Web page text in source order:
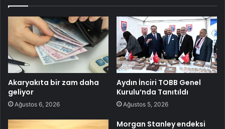
Akaryakıta bir zam daha
geliyor
Ağustos 6, 2026
Aydın İnciri TOBB Genel
Kurulu’nda Tanıtıldı
Ağustos 5, 2026
Morgan Stanley endeksi